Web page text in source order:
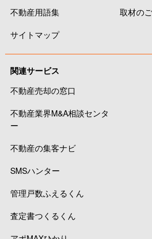
不動産用語集
サイトマップ
取材の
関連サービス
不動産売却の窓口
不動産業界M&A相談センタ
ー
不動産の集客ナビ
SMSハンター
管理戸数ふえるくん
査定書つくるくん